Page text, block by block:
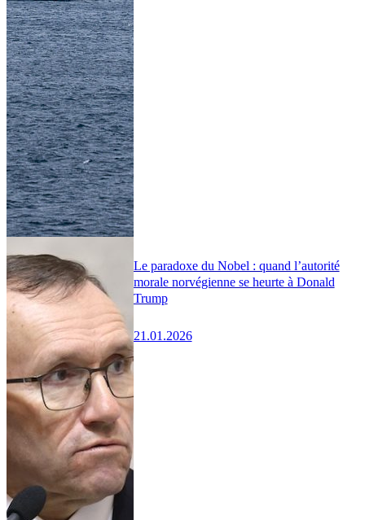
Le paradoxe du Nobel : quand l’autorité
morale norvégienne se heurte à Donald
Trump
21.01.2026